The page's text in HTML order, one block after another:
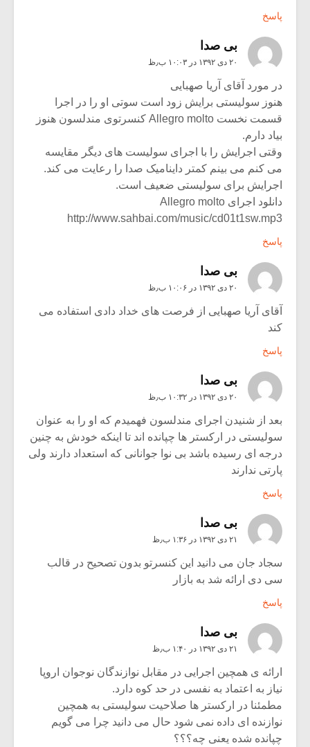
پاسخ
بی صدا
۲۰ دی ۱۳۹۲ در ۱۰:۰۳ ب٫ظ
در مورد آقای آریا صهبایی
هنوز سولیستی برایش زود است سوتی او را در اجرا
قسمت نخست Allegro molto کنسرتوی مندلسون هنوز
بیاد دارم.
وقتی اجرایش را با اجرای سولیست های دیگر مقایسه
می کنم می بینم کمتر داینامیک صدا را رعایت می کند.
اجرایش برای سولیستی ضعیف است.
دانلود اجرای Allegro molto
http://www.sahbai.com/music/cd01t1sw.mp3
پاسخ
بی صدا
۲۰ دی ۱۳۹۲ در ۱۰:۰۶ ب٫ظ
آقای آریا صهبایی از فرصت های خداد دادی استفاده می
کند
پاسخ
بی صدا
۲۰ دی ۱۳۹۲ در ۱۰:۳۲ ب٫ظ
بعد از شنیدن اجرای مندلسون فهمیدم که او را به عنوان
سولیستی در ارکستر ها چپانده اند تا اینکه خودش به چنین
درجه ای رسیده باشد بی نوا جوانانی که استعداد دارند ولی
پارتی ندارند
پاسخ
بی صدا
۲۱ دی ۱۳۹۲ در ۱:۳۶ ب٫ظ
سجاد جان می دانید این کنسرتو بدون تصحیح در قالب
سی دی ارائه شد به بازار
پاسخ
بی صدا
۲۱ دی ۱۳۹۲ در ۱:۴۰ ب٫ظ
ارائه ی همچین اجرایی در مقابل نوازندگان نوجوان اروپا
نیاز به اعتماد به نفسی در حد کوه دارد.
مطمئنا در ارکستر ها صلاحیت سولیستی به همچین
نوازنده ای داده نمی شود حال می دانید چرا می گویم
چپانده شده یعنی چه؟؟؟